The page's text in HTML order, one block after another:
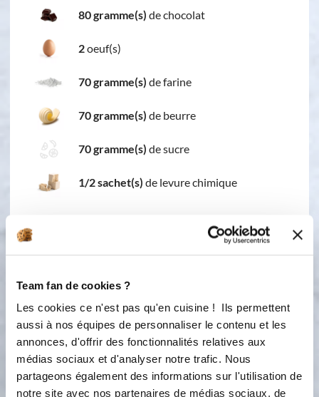
Team fan de cookies ?
Les cookies ce n'est pas qu'en cuisine ! Ils permettent
aussi à nos équipes de personnaliser le contenu et les
annonces, d'offrir des fonctionnalités relatives aux
médias sociaux et d'analyser notre trafic. Nous
partageons également des informations sur l'utilisation de
notre site avec nos partenaires de médias sociaux, de
80 gramme(s) de chocolat
2oeuf(s)
70 gramme(s) de farine
70 gramme(s) de beurre
70 gramme(s) de sucre
1/2 sachet(s) de levure chimique
1
Pour les moelleux au chocolat,
préchauffer le four à 180ºC. Faire
micro-ondes. Ajouter les oeufs, la
farine, la levure et le sucre et